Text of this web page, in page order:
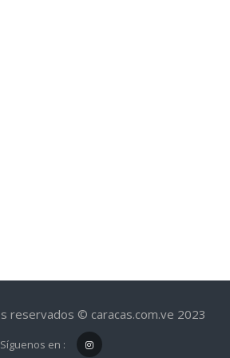
reservados © caracas.com.ve 2023
Síguenos en :